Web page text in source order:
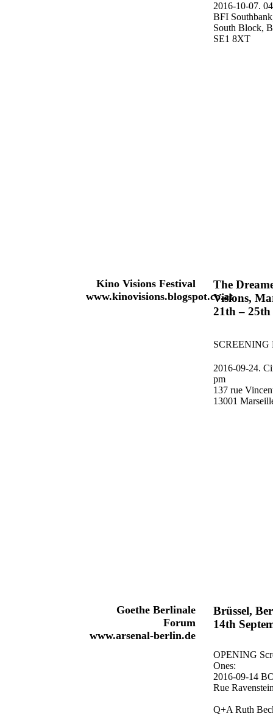
2016-10-07.
BFI
South Block,
SE1 8XT
Kino Visions Festival
www.kinovisions.blogspot.co.at
The
Visions,
21th – 25th
SCREENING
2016-09-24.
pm
137 rue
13001
Goethe Berlinale
Forum
www.arsenal-berlin.de
Brüssel,
14th
OPENING
Ones:
2016-09-14
Rue
Q+A Ruth